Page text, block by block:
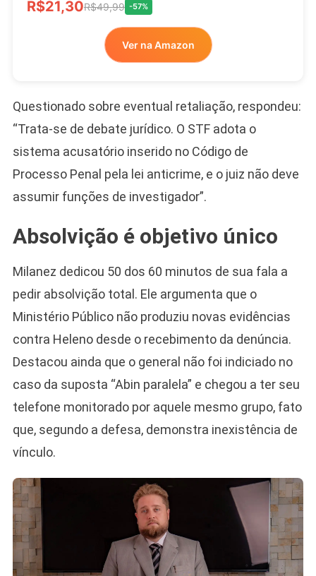
R$21,30R$49,99 -57%
Ver na Amazon
Questionado sobre eventual retaliação, respondeu:
“Trata-se de debate jurídico. O STF adota o
sistema acusatório inserido no Código de
Processo Penal pela lei anticrime, e o juiz não deve
assumir funções de investigador”.
Absolvição é objetivo único
Milanez dedicou 50 dos 60 minutos de sua fala a
pedir absolvição total. Ele argumenta que o
Ministério Público não produziu novas evidências
contra Heleno desde o recebimento da denúncia.
Destacou ainda que o general não foi indiciado no
caso da suposta “Abin paralela” e chegou a ter seu
telefone monitorado por aquele mesmo grupo, fato
que, segundo a defesa, demonstra inexistência de
vínculo.